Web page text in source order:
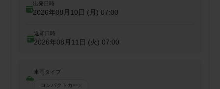
出発日時
2026年08月10日 (月) 07:00
返却日時
2026年08月11日 (火) 07:00
車両タイプ
コンパクトカー